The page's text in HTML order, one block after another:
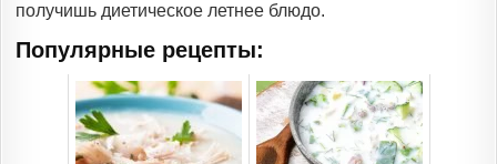
получишь диетическое летнее блюдо.
Популярные рецепты: